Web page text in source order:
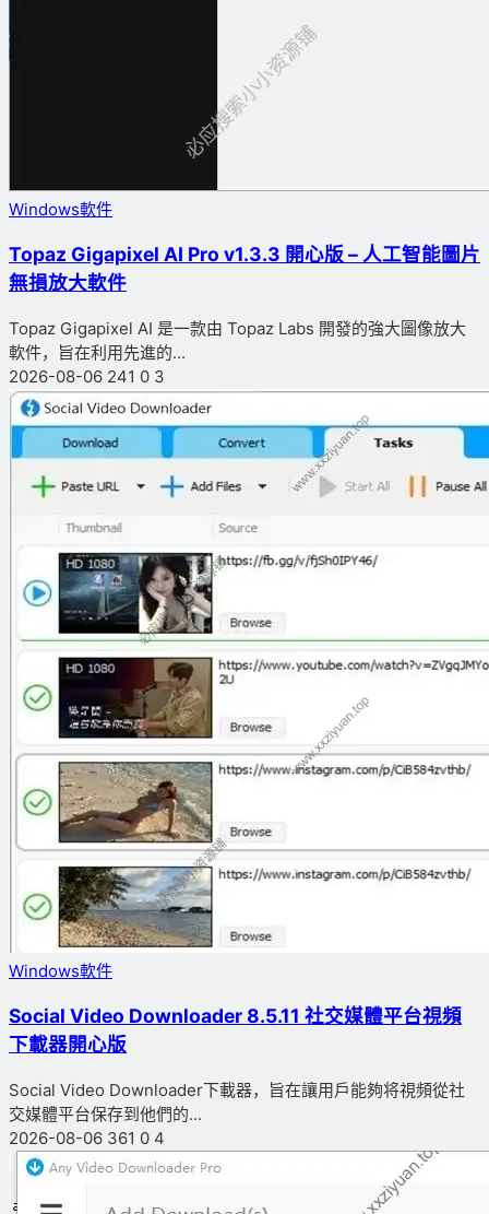
Windows軟件
Topaz Gigapixel AI Pro v1.3.3 開心版 – 人工智能圖片
無損放大軟件
Topaz Gigapixel AI 是一款由 Topaz Labs 開發的強大圖像放大
軟件，旨在利用先進的...
2026-08-06 241 0 3
Windows軟件
Social Video Downloader 8.5.11 社交媒體平台視頻
下載器開心版
Social Video Downloader下載器，旨在讓用戶能夠将視頻從社
交媒體平台保存到他們的...
2026-08-06 361 0 4